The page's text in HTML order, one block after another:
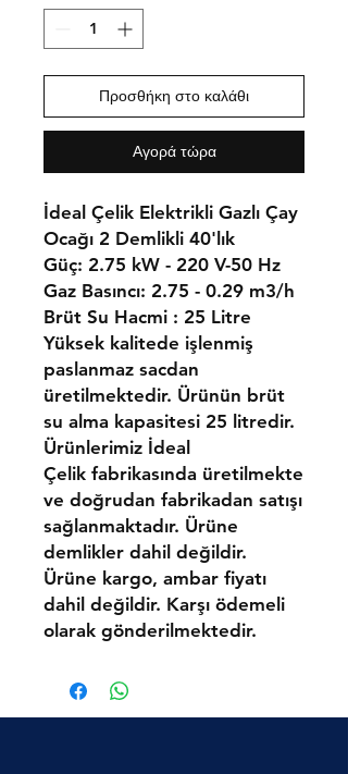
Προσθήκη στο καλάθι
Αγορά τώρα
İdeal Çelik Elektrikli Gazlı Çay
Ocağı 2 Demlikli 40'lık
Güç: 2.75 kW - 220 V-50 Hz
Gaz Basıncı: 2.75 - 0.29 m3/h
Brüt Su Hacmi : 25 Litre
Yüksek kalitede işlenmiş
paslanmaz sacdan
üretilmektedir. Ürünün brüt
su alma kapasitesi 25 litredir.
Ürünlerimiz İdeal
Çelik fabrikasında üretilmekte
ve doğrudan fabrikadan satışı
sağlanmaktadır. Ürüne
demlikler dahil değildir.
Ürüne kargo, ambar fiyatı
dahil değildir. Karşı ödemeli
olarak gönderilmektedir.